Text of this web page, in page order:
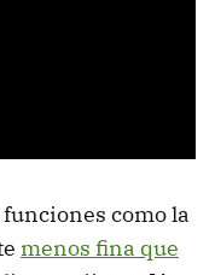
como la
menos fina que